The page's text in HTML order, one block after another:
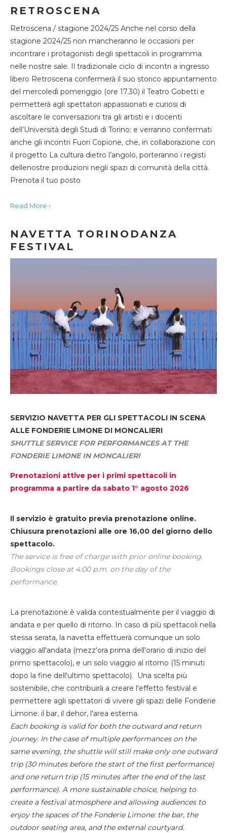
RETROSCENA
Retroscena / stagione 2024/25 Anche nel corso della
stagione 2024/25 non mancheranno le occasioni per
incontrare i protagonisti degli spettacoli in programma
nelle nostre sale. Il tradizionale ciclo di incontri a ingresso
libero Retroscena confermerà il suo storico appuntamento
del mercoledì pomeriggio (ore 17.30) il Teatro Gobetti e
permetterà agli spettatori appassionati e curiosi di
ascoltare le conversazioni tra gli artisti e i docenti
dell’Università degli Studi di Torino; e verranno confermati
anche gli incontri Fuori Copione, che, in collaborazione con
il progetto La cultura dietro l’angolo, porteranno i registi
dellenostre produzioni negli spazi di comunità della città.
Prenota il tuo posto
Read More ›
NAVETTA TORINODANZA
FESTIVAL
SERVIZIO NAVETTA PER GLI SPETTACOLI IN SCENA
ALLE FONDERIE LIMONE DI MONCALIERI
SHUTTLE SERVICE FOR PERFORMANCES AT THE
FONDERIE LIMONE IN MONCALIERI
Prenotazioni attive per i primi spettacoli in
programma a partire da sabato 1° agosto 2026
Il servizio è gratuito previa prenotazione online.
Chiusura prenotazioni alle ore 16,00 del giorno dello
spettacolo.
The service is free of charge with prior online booking.
Bookings close at 4:00 p.m. on the day of the
performance.
La prenotazione è valida contestualmente per il viaggio di
andata e per quello di ritorno. In caso di più spettacoli nella
stessa serata, la navetta effettuerà comunque un solo
viaggio all'andata (mezz'ora prima dell'orario di inizio del
primo spettacolo), e un solo viaggio al ritorno (15 minuti
dopo la fine dell'ultimo spettacolo). Una scelta più
sostenibile, che contribuirà a creare l'effetto festival e
permettere agli spettatori di vivere gli spazi delle Fonderie
Limone: il bar, il dehor, l'area esterna.
Each booking is valid for both the outward and return
journey. In the case of multiple performances on the
same evening, the shuttle will still make only one outward
trip (30 minutes before the start of the first performance)
and one return trip (15 minutes after the end of the last
performance). A more sustainable choice, helping to
create a festival atmosphere and allowing audiences to
enjoy the spaces of the Fonderie Limone: the bar, the
outdoor seating area, and the external courtyard.